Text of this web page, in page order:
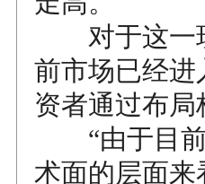
对于这一现
前市场已经
资者通过布
“由于目前
术面的层面